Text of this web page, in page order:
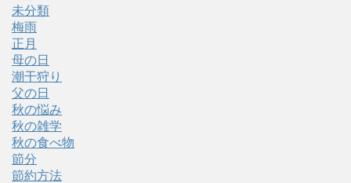
未分類
梅雨
正月
母の日
潮干狩り
父の日
秋の悩み
秋の雑学
秋の食べ物
節分
節約方法